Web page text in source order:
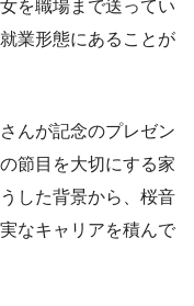
を職場まで送ってい
業形態にあることが
んが記念のプレゼン
節目を大切にする家
した背景から、桜音
なキャリアを積んで